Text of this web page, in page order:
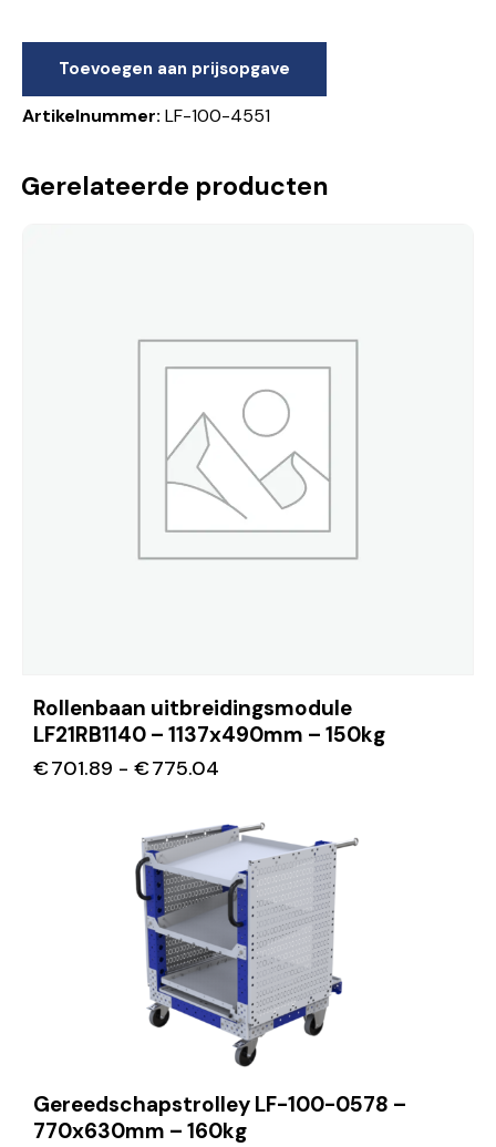
Toevoegen aan prijsopgave
Artikelnummer: LF-100-4551
Gerelateerde producten
Rollenbaan uitbreidingsmodule
LF21RB1140 – 1137x490mm – 150kg
€701.89 - €775.04
Gereedschapstrolley LF-100-0578 –
770x630mm – 160kg